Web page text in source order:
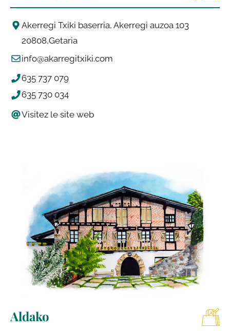
Akerregi Txiki baserria, Akerregi auzoa 103
20808 Getaria
info@akarregitxiki.com
635 737 079
635 730 034
Visitez le site web
Aldako